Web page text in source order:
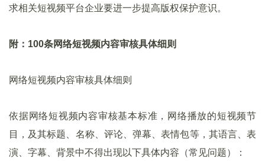
求相关短视频平台企业要进一步提高版权保护意识。
附：100条网络短视频内容审核具体细则
网络短视频内容审核具体细则
依据网络短视频内容审核基本标准，网络播放的短视频节
目，及其标题、名称、评论、弹幕、表情包等，其语言、表
演、字幕、背景中不得出现以下具体内容（常见问题）：